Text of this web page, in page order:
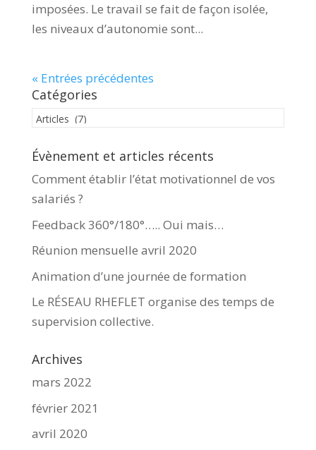
imposées. Le travail se fait de façon isolée,
les niveaux d’autonomie sont...
« Entrées précédentes
Catégories
Catégories
Évènement et articles récents
Comment établir l’état motivationnel de vos
salariés ?
Feedback 360°/180°….. Oui mais…
Réunion mensuelle avril 2020
Animation d’une journée de formation
Le RÉSEAU RHEFLET organise des temps de
supervision collective.
Archives
mars 2022
février 2021
avril 2020